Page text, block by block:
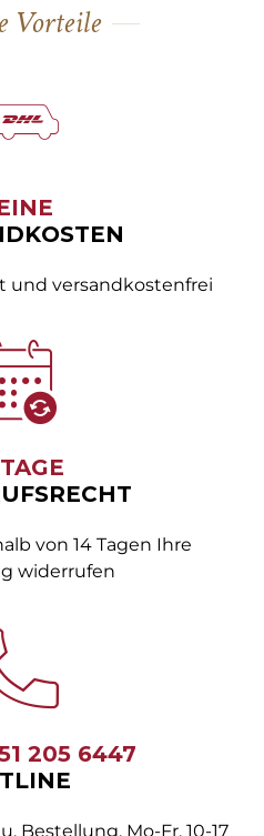
Vorteile
und versandkostenfrei
von 14 Tagen Ihre
widerrufen
205 6447
Bestellung, Mo-Fr. 10-17